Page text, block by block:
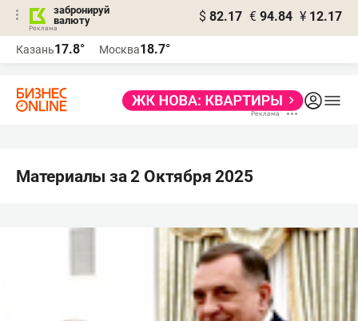
забронируй
валюту
$ 82.17 € 94.84 ¥ 12.17
Казань17.8° Москва18.7°
Материалы за 2 Октября 2025